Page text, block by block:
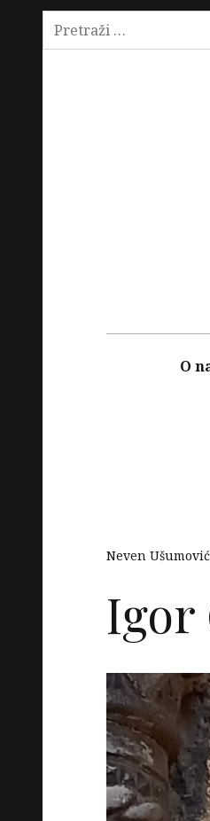
Pretraži:
Skip
O
Neven Ušumović
Igor